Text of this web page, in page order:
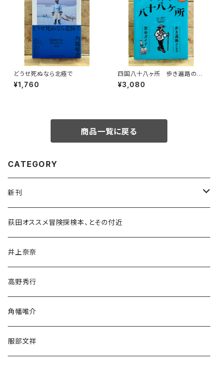
どうせ死ぬなら北極で
¥1,760
四国八十八ヶ所 歩き遍路のた
めの完全ガイド
¥3,080
商品一覧に戻る
CATEGORY
新刊
和書
文学・小説・物語
随筆・ノンフィクション・その他
荻田オススメ冒険探検本、とその付近
井上奈奈
高野秀行
角幡唯介
服部文祥